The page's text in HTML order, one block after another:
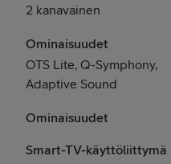
2 kanavainen
Ominaisuudet
OTS Lite, Q-Symphony,
Adaptive Sound
Ominaisuudet
Smart-TV-käyttöliittymä